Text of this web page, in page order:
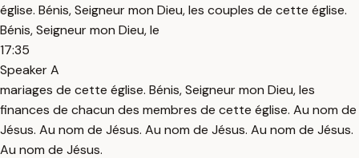
église. Bénis, Seigneur mon Dieu, les couples de cette église.
Bénis, Seigneur mon Dieu, le
17:35
Speaker A
mariages de cette église. Bénis, Seigneur mon Dieu, les
finances de chacun des membres de cette église. Au nom de
Jésus. Au nom de Jésus. Au nom de Jésus. Au nom de Jésus.
Au nom de Jésus.